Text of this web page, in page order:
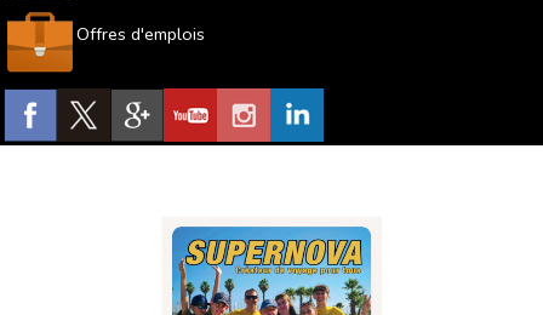
Offres d'emplois